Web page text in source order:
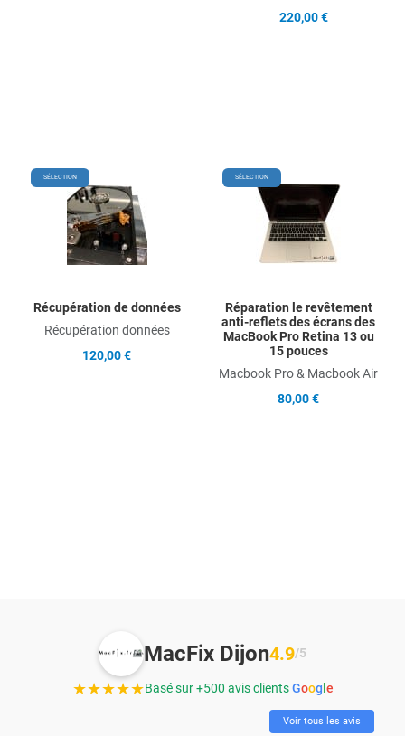
220,00 €
SÉLECTION Add to Wishlist
Add to Compare
Récupération de données
Récupération données
120,00 €
SÉLECTION
Réparation le revêtement
anti-reflets des écrans des
MacBook Pro Retina 13 ou
15 pouces
Macbook Pro & Macbook Air
80,00 €
MacFix Dijon4.9/5
★★★★★Basé sur +500 avis clientsGoogle
Voir tous les avis